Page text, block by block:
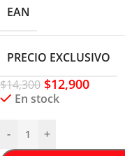
EAN
PRECIO EXCLUSIVO
$14,300 $12,900
En stock
- +